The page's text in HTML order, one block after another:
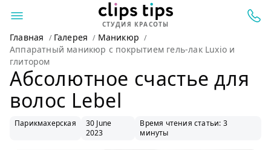
СТУДИЯ КРАСОТЫ
Главная Галерея
Маникюр
Аппаратный маникюр с покрытием гель-лак Luxio и
глитором
Абсолютное счастье для
волос Lebel
Парикмахерская
30 June
2023
Время чтения статьи: 3
минуты